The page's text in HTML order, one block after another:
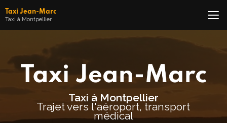
au
contenu
Taxi Jean-Marc
Taxi à Montpellier
Taxi à Montpellier
Trajet vers l'aéroport, transport
médical